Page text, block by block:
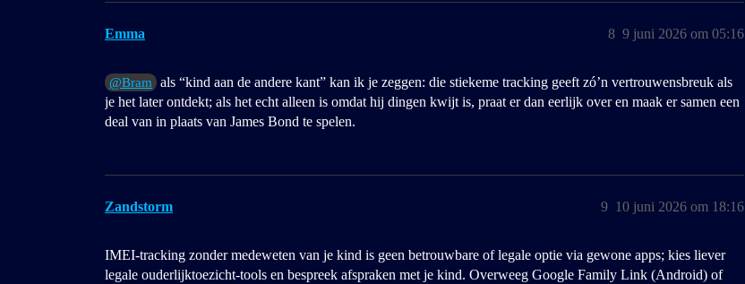
Emma 9 juni 2026 om 05:16
8
@Bram als “kind aan de andere kant” kan ik je zeggen: die stiekeme tracking geeft zó’n vertrouwensbreuk als
je het later ontdekt; als het echt alleen is omdat hij dingen kwijt is, praat er dan eerlijk over en maak er samen een
deal van in plaats van James Bond te spelen.
Zandstorm 10 juni 2026 om 18:16
9
IMEI-tracking zonder medeweten van je kind is geen betrouwbare of legale optie via gewone apps; kies liever
legale ouderlijktoezicht-tools en bespreek afspraken met je kind. Overweeg Google Family Link (Android) of